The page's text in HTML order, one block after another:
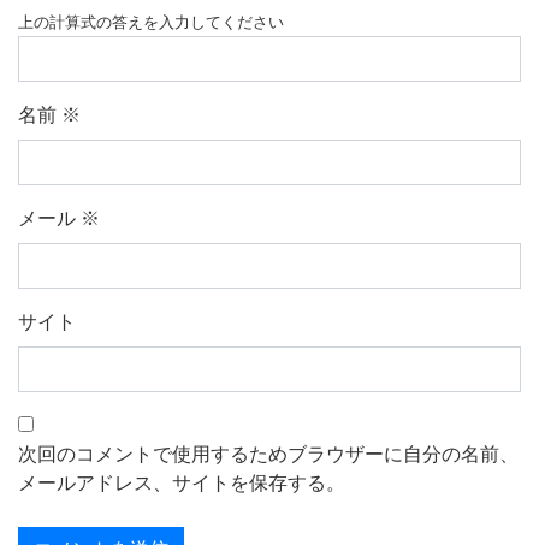
上の計算式の答えを入力してください
名前 ※
メール ※
サイト
次回のコメントで使用するためブラウザーに自分の名前、
メールアドレス、サイトを保存する。